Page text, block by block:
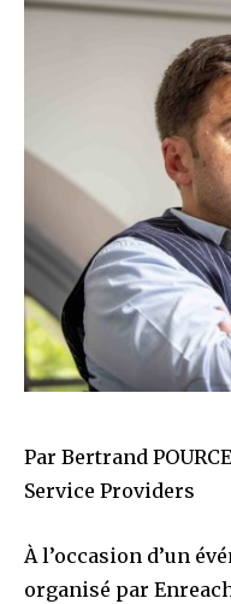
Par Bertrand
Service Providers
À l’occasion d’un
organisé par